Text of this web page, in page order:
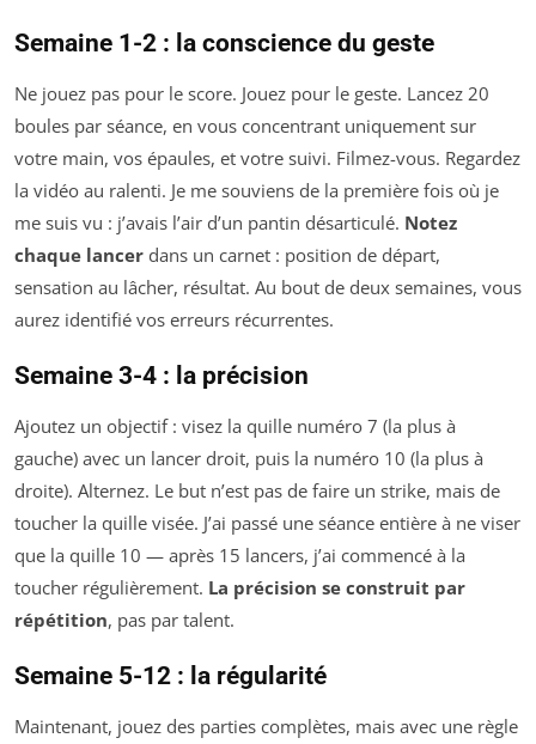
Semaine 1-2 : la conscience du geste
Ne jouez pas pour le score. Jouez pour le geste. Lancez 20
boules par séance, en vous concentrant uniquement sur
votre main, vos épaules, et votre suivi. Filmez-vous. Regardez
la vidéo au ralenti. Je me souviens de la première fois où je
me suis vu : j’avais l’air d’un pantin désarticulé. Notez
chaque lancer dans un carnet : position de départ,
sensation au lâcher, résultat. Au bout de deux semaines, vous
aurez identifié vos erreurs récurrentes.
Semaine 3-4 : la précision
Ajoutez un objectif : visez la quille numéro 7 (la plus à
gauche) avec un lancer droit, puis la numéro 10 (la plus à
droite). Alternez. Le but n’est pas de faire un strike, mais de
toucher la quille visée. J’ai passé une séance entière à ne viser
que la quille 10 — après 15 lancers, j’ai commencé à la
toucher régulièrement. La précision se construit par
répétition, pas par talent.
Semaine 5-12 : la régularité
Maintenant, jouez des parties complètes, mais avec une règle